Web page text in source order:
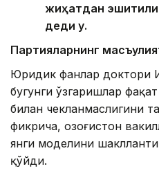
жиҳатдан
деди у.
Партияларнинг
Юридик фанлар доктори
бугунги ўзгаришлар
билан чекланмаслигини
фикрича, Қозоғистон
янги моделини
қўйди.